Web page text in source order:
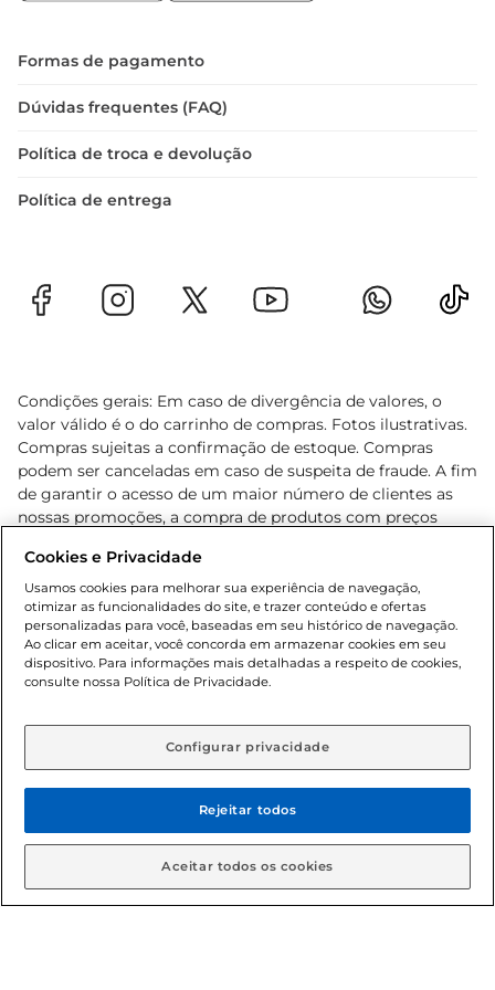
Transforme seu espaço com a luminária Biscuit
charme e sabor para o seu dia a dia
Formas de pagamento
Dúvidas frequentes (FAQ)
Política de troca e devolução
Política de entrega
Condições gerais: Em caso de divergência de valores, o
valor válido é o do carrinho de compras. Fotos ilustrativas.
Compras sujeitas a confirmação de estoque. Compras
podem ser canceladas em caso de suspeita de fraude. A fim
de garantir o acesso de um maior número de clientes as
nossas promoções, a compra de produtos com preços
cliente. Os preços, ofertas e condições são exclusivos para
o e-commerce e válidos durante o dia de hoje, podendo
sofrer alterações sem prévia notificação. Proibida a venda
de bebidas alcoólicas para menores de 18 anos, conforme
Lei n.º 8069/90, art. 81, inciso II (Estatuto da Criança e do
Adolescente). Preços e condições exclusivos para o
aviso prévio. O valor mínimo para as compras on-line é de
© 2026 Copyright. Todos os direitos
reservados Gbarbosa.
Cookies e Privacidade
Usamos cookies para melhorar sua experiência de navegação,
otimizar as funcionalidades do site, e trazer conteúdo e ofertas
personalizadas para você, baseadas em seu histórico de navegação.
Ao clicar em aceitar, você concorda em armazenar cookies em seu
dispositivo. Para informações mais detalhadas a respeito de cookies,
consulte nossa Política de Privacidade.
Configurar privacidade
Rejeitar todos
Aceitar todos os cookies